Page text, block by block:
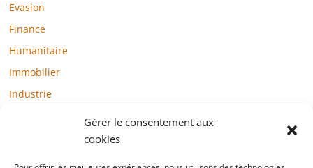
Gérer le consentement aux
cookies
Evasion
Finance
Humanitaire
Immobilier
Industrie